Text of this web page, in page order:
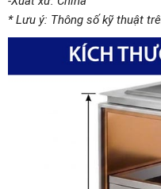
* Lưu ý: Thông số kỹ thuật